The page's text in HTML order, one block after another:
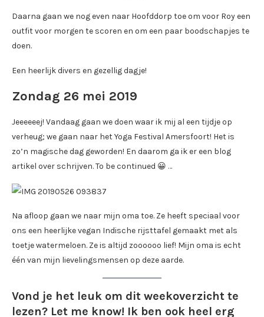
Daarna gaan we nog even naar Hoofddorp toe om voor Roy een
outfit voor morgen te scoren en om een paar boodschapjes te
doen.
Een heerlijk divers en gezellig dagje!
Zondag 26 mei 2019
Jeeeeeej! Vandaag gaan we doen waar ik mij al een tijdje op
verheug; we gaan naar het Yoga Festival Amersfoort! Het is
zo’n magische dag geworden! En daarom ga ik er een blog
artikel over schrijven. To be continued 😀 …
Na afloop gaan we naar mijn oma toe. Ze heeft speciaal voor
ons een heerlijke vegan Indische rijsttafel gemaakt met als
toetje watermeloen. Ze is altijd zoooooo lief! Mijn oma is echt
één van mijn lievelingsmensen op deze aarde.
Vond je het leuk om dit weekoverzicht te
lezen? Let me know! Ik ben ook heel erg